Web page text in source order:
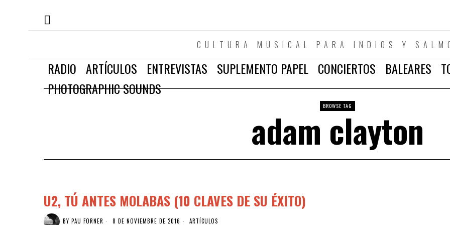
CULTURA MUSICAL PARA INDIOS Y
RADIO ARTÍCULOS ENTREVISTAS SUPLEMENTO PAPEL CONCIERTOS BALEARES
PHOTOGRAPHIC SOUNDS
BROWSE TAG
adam clayton
U2, TÚ ANTES MOLABAS (10 CLAVES DE SU ÉXITO)
BY PAU FORNER 8 DE NOVIEMBRE DE 2016 ARTÍCULOS